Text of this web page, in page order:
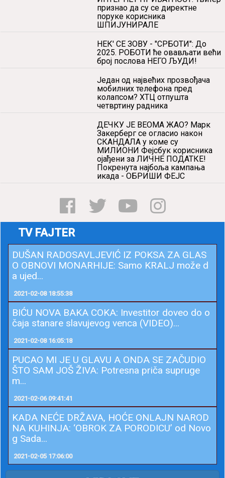
test
ИНТЕРНЕТ ПРИВАТНОСТ: Твитер
признао да су се директне
поруке корисника
ШПИЈУНИРАЛЕ
НЕК' СЕ ЗОВУ - "СРБОТИ": До
2025. РОБОТИ ће овављати већи
број послова НЕГО ЉУДИ!
Један од највећих прозвођача
мобилних телефона пред
колапсом? ХТЦ отпушта
четвртину радника
ДЕЧКУ ЈЕ ВЕОМА ЖАО? Марк
Закерберг се огласио након
Покренута најбоља кампања
икада - ОБРИШИ ФЕЈС
TV FAJTER
DUŠAN RADOSAVLJEVIĆ IZ POKSA ZA GLAS
O OBNOVI MONARHIJE: Samo KRALJ može d
a ujed...
2021-02-08 18:55:38
čaja stanare slavujevog venca (VIDEO)...
2021-02-08 16:05:18
PUCAO MI JE U GLAVU A ONDA SE ZAČUDIO
ŠTO SAM JOŠ ŽIVA: Potresna priča supruge
m...